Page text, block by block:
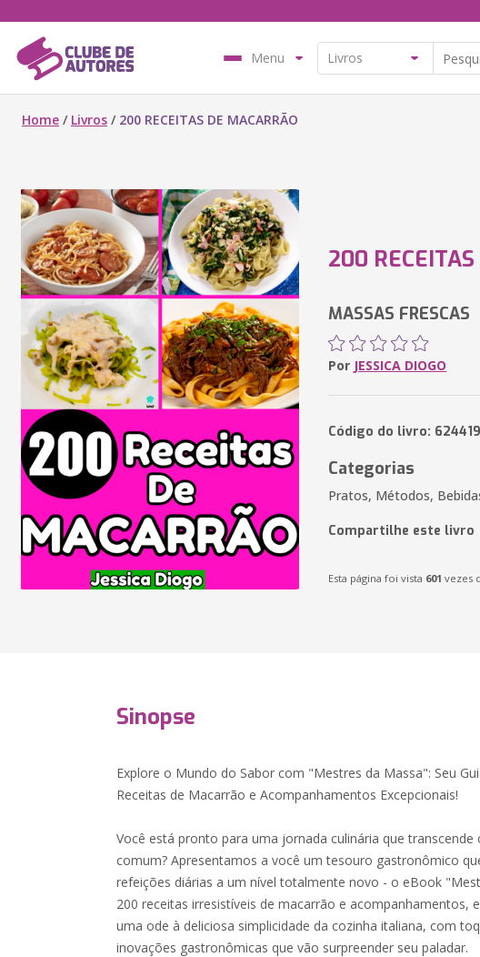
Menu
Home / Livros / 200 RECEITAS DE MACARRÃO
200
MASSAS FRESCAS
Por JESSICA DIOGO
Código do livro: 624419
Categorias
Pratos, Métodos,
Compartilhe este livro
Esta página foi vista 601 vezes
Sinopse
Explore o Mundo do Sabor com "Mestres da Massa": Seu
Receitas de Macarrão e Acompanhamentos Excepcionais!
Você está pronto para uma jornada culinária que transcende
comum? Apresentamos a você um tesouro gastronômico
refeições diárias a um nível totalmente novo - o eBook
200 receitas irresistíveis de macarrão e acompanhamentos,
uma ode à deliciosa simplicidade da cozinha italiana, com
inovações gastronômicas que vão surpreender seu paladar.